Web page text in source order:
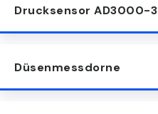
Drucksensor AD3000-3
Düsenmessdorne